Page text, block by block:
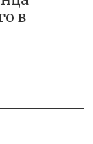
в